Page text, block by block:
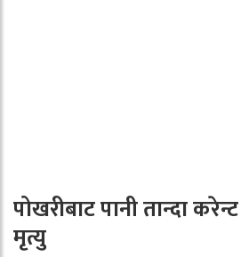
पोखरीबाट पानी तान्दा
मृत्यु